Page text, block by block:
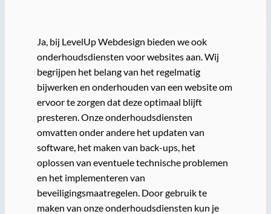
Ja, bij LevelUp Webdesign bieden we ook
onderhoudsdiensten voor websites aan. Wij
begrijpen het belang van het regelmatig
bijwerken en onderhouden van een website om
ervoor te zorgen dat deze optimaal blijft
presteren. Onze onderhoudsdiensten
omvatten onder andere het updaten van
software, het maken van back-ups, het
oplossen van eventuele technische problemen
en het implementeren van
beveiligingsmaatregelen. Door gebruik te
maken van onze onderhoudsdiensten kun je